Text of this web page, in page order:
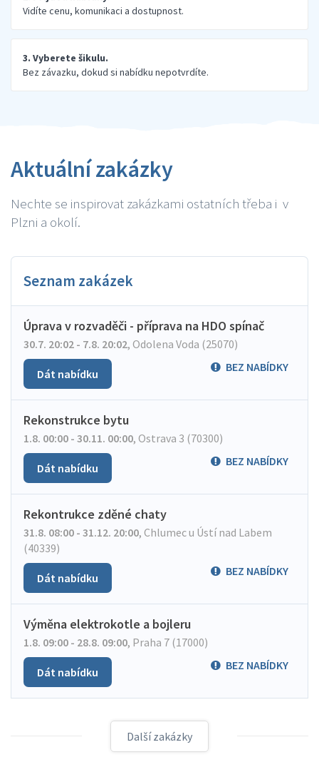
Vidíte cenu, komunikaci a dostupnost.
3. Vyberete šikulu.
Bez závazku, dokud si nabídku nepotvrdíte.
Aktuální zakázky
Nechte se inspirovat zakázkami ostatních třeba i v
Plzni a okolí.
Seznam zakázek
Úprava v rozvaděči - příprava na HDO spínač
30.7. 20:02 - 7.8. 20:02, Odolena Voda (25070)
BEZ NABÍDKY
Dát nabídku
Rekonstrukce bytu
1.8. 00:00 - 30.11. 00:00, Ostrava 3 (70300)
BEZ NABÍDKY
Dát nabídku
Rekontrukce zděné chaty
31.8. 08:00 - 31.12. 20:00, Chlumec u Ústí nad Labem
(40339)
BEZ NABÍDKY
Dát nabídku
Výměna elektrokotle a bojleru
1.8. 09:00 - 28.8. 09:00, Praha 7 (17000)
BEZ NABÍDKY
Dát nabídku
Další zakázky